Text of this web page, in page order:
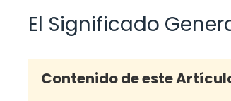
El Significado
Contenido de este